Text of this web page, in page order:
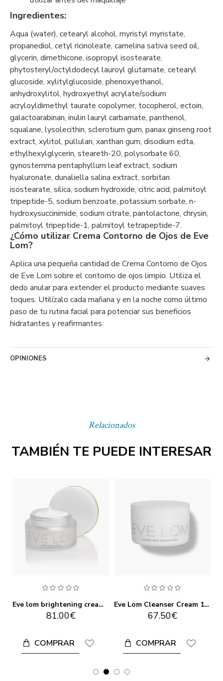
Relacionados
TAMBIÉN TE PUEDE INTERESAR
Eve lom brightening cream 50 ml
81.00€
COMPRAR
Eve Lom Cleanser Cream 100ml
67.50€
COMPRAR
Ingredientes:
Aqua (water), cetearyl alcohol, myristyl myristate,
propanediol, cetyl ricinoleate, camelina sativa seed oil,
glycerin, dimethicone, isopropyl isostearate,
phytosteryl/octyldodecyl lauroyl glutamate, cetearyl
glucoside, xylitylglucoside, phenoxyethanol,
anhydroxylitol, hydroxyethyl acrylate/sodium
acryloyldimethyl taurate copolymer, tocopherol, ectoin,
galactoarabinan, inulin lauryl carbamate, panthenol,
squalane, lysolecithin, sclerotium gum, panax ginseng root
extract, xylitol, pullulan, xanthan gum, disodium edta,
ethylhexylglycerin, steareth-20, polysorbate 60,
gynostemma pentaphyllum leaf extract, sodium
hyaluronate, dunaliella salina extract, sorbitan
isostearate, silica, sodium hydroxide, citric acid, palmitoyl
tripeptide-5, sodium benzoate, potassium sorbate, n-
hydroxysuccinimide, sodium citrate, pantolactone, chrysin,
palmitoyl tripeptide-1, palmitoyl tetrapeptide-7.
¿Cómo utilizar Crema Contorno de Ojos de Eve
Lom?
Aplica una pequeña cantidad de Crema Contorno de Ojos
de Eve Lom sobre el contorno de ojos limpio. Utiliza el
dedo anular para extender el producto mediante suaves
toques. Utilízalo cada mañana y en la noche como último
paso de tu rutina facial para potenciar sus beneficios
hidratantes y reafirmantes.
OPINIONES